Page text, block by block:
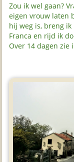
Zou ik wel gaan?
eigen vrouw laten
hij weg is, breng
Franca en rijd ik
Over 14 dagen zie